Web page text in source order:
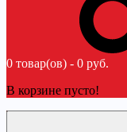
0 товар(ов) - 0 руб.
В корзине пусто!